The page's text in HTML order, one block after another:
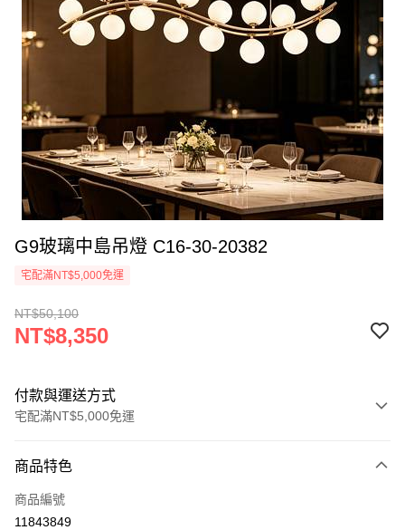
G9玻璃中島吊燈 C16-30-20382
宅配滿NT$5,000免運
NT$50,100
NT$8,350
付款與運送方式
宅配滿NT$5,000免運
信用卡一次付款
LINE Pay
商品特色
商品編號
11843849